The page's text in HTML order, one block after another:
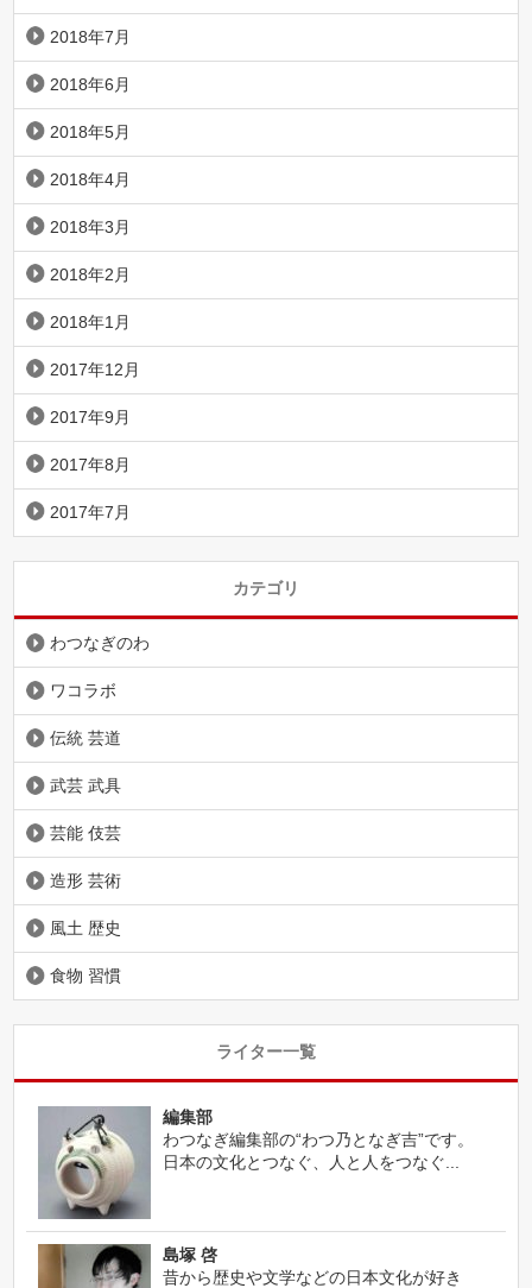
2018年7月
2018年6月
2018年5月
2018年4月
2018年3月
2018年2月
2018年1月
2017年12月
2017年9月
2017年8月
2017年7月
カテゴリ
わつなぎのわ
ワコラボ
伝統 芸道
武芸 武具
芸能 伎芸
造形 芸術
風土 歴史
食物 習慣
ライター一覧
編集部
わつなぎ編集部の“わつ乃となぎ吉”です。
日本の文化とつなぐ、人と人をつなぐ...
島塚 啓
昔から歴史や文学などの日本文化が好き